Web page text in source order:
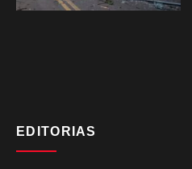
EDITORIAS